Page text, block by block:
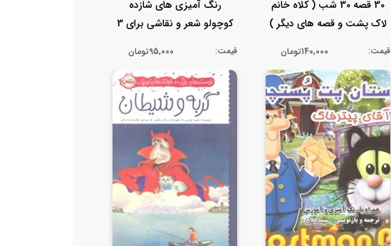
30 قصه 30 شب ( کلاه خانم
لاک پشت و قصه های دیگر )
قیمت: 140,000تومان
رنگ آمیزی های شازده
کوچولو شعر و نقاشی برای 3
قیمت: 95,000تومان